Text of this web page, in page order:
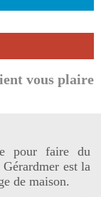
vous plaire
pour faire du
est la
de maison.